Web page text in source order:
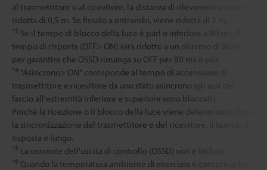
al trasmettitore o al ricevitore, la distanza di rilevamento viene
ridotta di 0,5 m. Se fissato a entrambi, viene ridotta di 1 m.
*3 Se il tempo di blocco della luce è pari o inferiore a 80 ms, il
tempo di risposta (OFF> ON) sarà ridotto a un minimo di 80 ms
per garantire che OSSD rimanga su OFF per 80 ms o più.
*4 "Asincrono> ON" corrisponde al tempo di accensione di
trasmettitore e ricevitore da uno stato asincrono (gli assi del
fascio all'estremità inferiore e superiore sono bloccati).
Poiché la ricezione o il blocco della luce viene determinato dopo
la sincronizzazione del trasmettitore e del ricevitore, il tempo di
risposta è lungo.
*5 La corrente dell'uscita di controllo (OSSD) non è inclusa.
*6 Quando la temperatura ambiente di esercizio è compresa tra